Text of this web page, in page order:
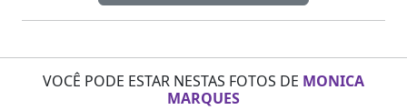
VOCÊ PODE ESTAR NESTAS FOTOS DE MONICA
MARQUES